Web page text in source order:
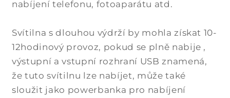
nabíjení telefonu, fotoaparátu atd.
Svítilna s dlouhou výdrží by mohla získat 10-
12hodinový provoz, pokud se plně nabije ,
výstupní a vstupní rozhraní USB znamená,
že tuto svítilnu lze nabíjet, může také
sloužit jako powerbanka pro nabíjení